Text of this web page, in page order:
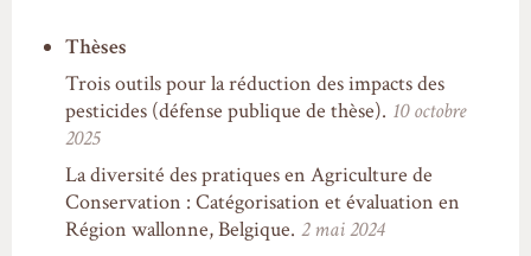
Thèses
Trois outils pour la réduction des impacts des
pesticides (défense publique de thèse). 10 octobre
2025
La diversité des pratiques en Agriculture de
Conservation : Catégorisation et évaluation en
Région wallonne, Belgique. 2 mai 2024